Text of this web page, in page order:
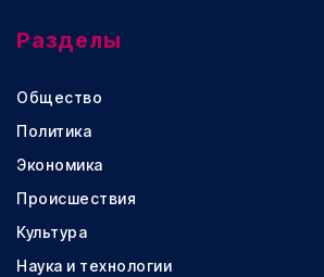
Разделы
Общество
Политика
Экономика
Происшествия
Культура
Наука и технологии